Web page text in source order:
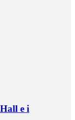
e i